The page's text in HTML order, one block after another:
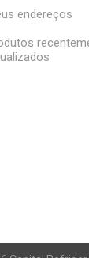
endereços